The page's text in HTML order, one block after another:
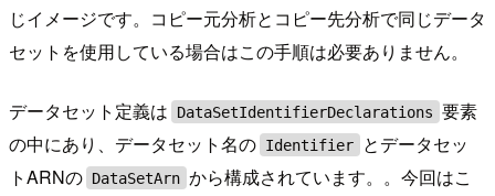
じイメージです。コピー元分析とコピー先分析で同じデータ
セットを使用している場合はこの手順は必要ありません。
データセット定義は DataSetIdentifierDeclarations 要素
の中にあり、データセット名の Identifier
とデータセッ
トARNの DataSetArn から構成されています。。今回はこ